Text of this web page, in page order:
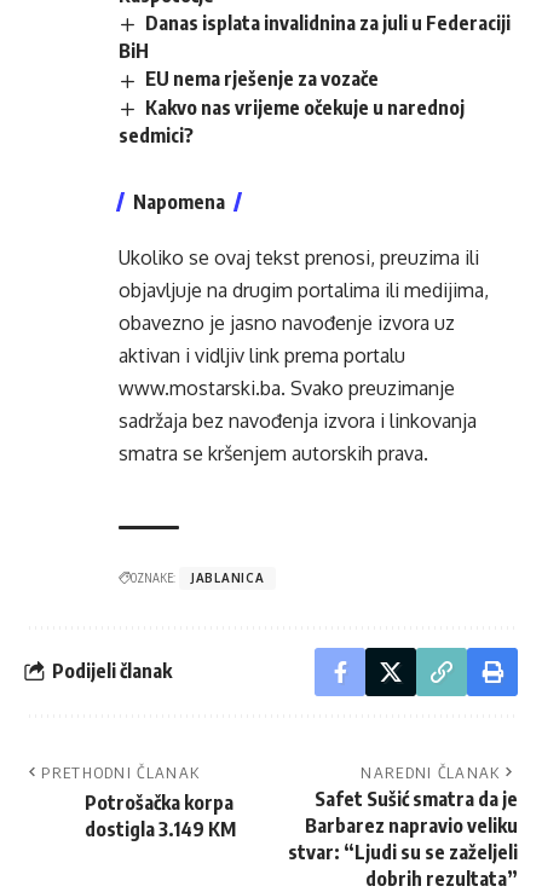
Danas isplata invalidnina za juli u Federaciji
BiH
EU nema rješenje za vozače
Kakvo nas vrijeme očekuje u narednoj
sedmici?
Napomena
Ukoliko se ovaj tekst prenosi, preuzima ili
objavljuje na drugim portalima ili medijima,
obavezno je jasno navođenje izvora uz
aktivan i vidljiv link prema portalu
www.mostarski.ba. Svako preuzimanje
sadržaja bez navođenja izvora i linkovanja
smatra se kršenjem autorskih prava.
OZNAKE: JABLANICA
Podijeli članak
PRETHODNI ČLANAK
Potrošačka korpa
dostigla 3.149 KM
NAREDNI ČLANAK
Safet Sušić smatra da je
Barbarez napravio veliku
stvar: “Ljudi su se zaželjeli
dobrih rezultata”